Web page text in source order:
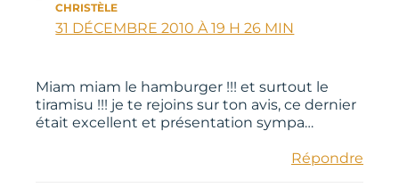
CHRISTÈLE
31 DÉCEMBRE 2010 À 19 H 26 MIN
Miam miam le hamburger !!! et surtout le
tiramisu !!! je te rejoins sur ton avis, ce dernier
était excellent et présentation sympa…
Répondre